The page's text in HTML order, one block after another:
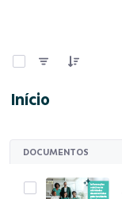
Início
DOCUMENTOS